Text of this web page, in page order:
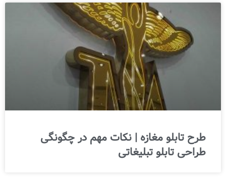
طرح تابلو مغازه | نکات مهم در چگونگی
طراحی تابلو تبلیغاتی